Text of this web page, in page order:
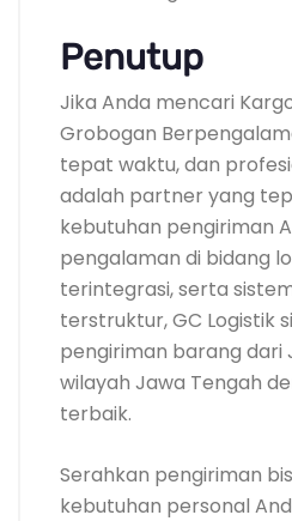
Penutup
Jika Anda mencari
Grobogan
tepat waktu, dan
adalah partner yang
kebutuhan pengiriman
pengalaman di bidang
terintegrasi, serta
terstruktur, GC Logistik
pengiriman barang dari
wilayah Jawa Tengah
terbaik.
Serahkan pengiriman
kebutuhan personal